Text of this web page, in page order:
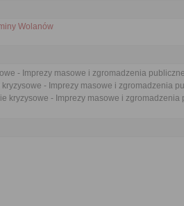
Wolanów
- Imprezy masowe i zgromadzenia publiczne
- Imprezy masowe i zgromadzenia
kryzysowe - Imprezy masowe i zgromadzenia